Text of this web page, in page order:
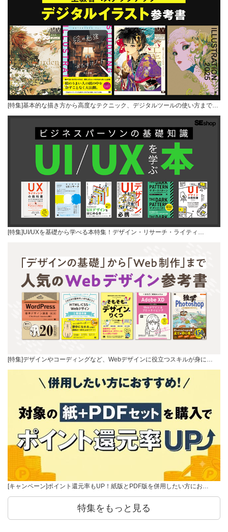
[特集]基本的な描き方から高度なテクニック、デジタルツールの使い方まで…
[特集]UI/UXを基礎から学べる本特集！デザイン・リサーチ・ライティ…
[特集]デザインやコーディングなど、Webデザインに役立つスキルが身に…
[キャンペーン]ポイント還元率もUP！紙版とPDF版を併用したい方にお…
特集をもっと見る